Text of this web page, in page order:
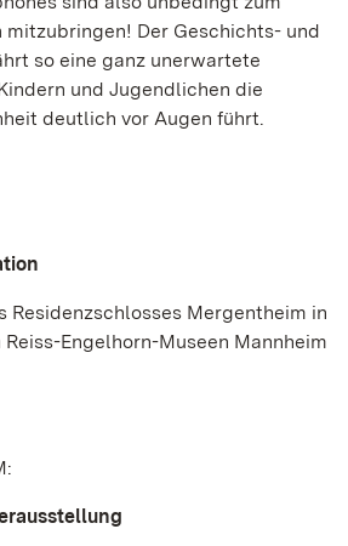
Der Geschichts- und
so eine ganz unerwartete
und Jugendlichen die
deutlich vor Augen führt.
Residenzschlosses Mergentheim in
Engelhorn-Museen Mannheim